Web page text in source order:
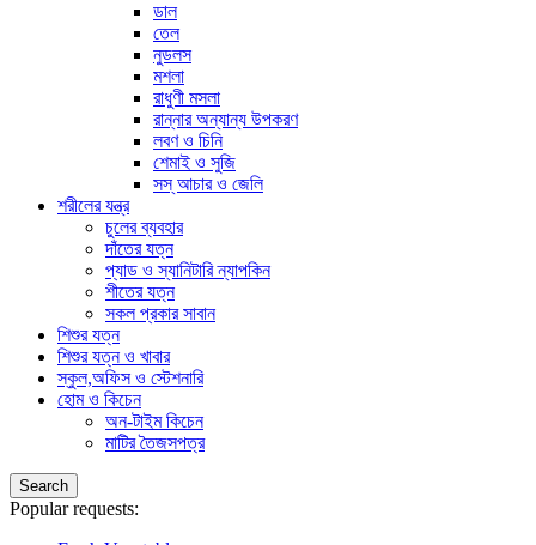
ডাল
তেল
নুডলস
মশলা
রাধুণী মসলা
রান্নার অন্যান্য উপকরণ
লবণ ও চিনি
শেমাই ও সুজি
সস্ আচার ও জেলি
শরীলের যন্ত্র
চুলের ব্যবহার
দাঁতের যত্ন
প্যাড ও স্যানিটারি ন্যাপকিন
শীতের যত্ন
সকল প্রকার সাবান
শিশুর যত্ন
শিশুর যত্ন ও খাবার
স্কুল,অফিস ও স্টেশনারি
হোম ও কিচেন
অন-টাইম কিচেন
মাটির তৈজসপত্র
Search
Popular requests: